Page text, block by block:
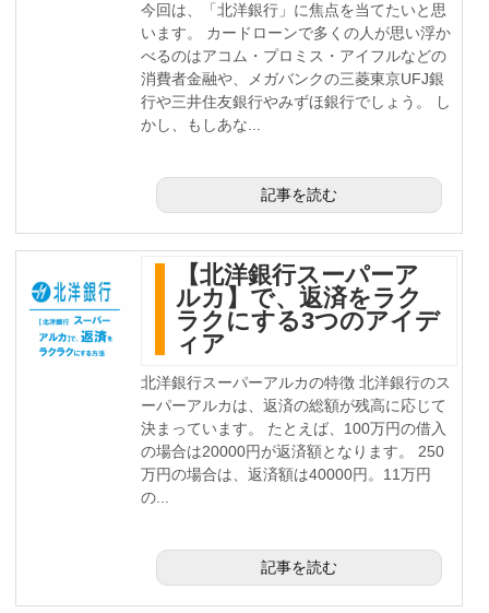
今回は、「北洋銀行」に焦点を当てたいと思
います。 カードローンで多くの人が思い浮か
べるのはアコム・プロミス・アイフルなどの
消費者金融や、メガバンクの三菱東京UFJ銀
行や三井住友銀行やみずほ銀行でしょう。 し
かし、もしあな...
記事を読む
【北洋銀行スーパーア
ルカ】で、返済をラク
ラクにする3つのアイデ
ィア
北洋銀行スーパーアルカの特徴 北洋銀行のス
ーパーアルカは、返済の総額が残高に応じて
決まっています。 たとえば、100万円の借入
の場合は20000円が返済額となります。 250
万円の場合は、返済額は40000円。11万円
の...
記事を読む